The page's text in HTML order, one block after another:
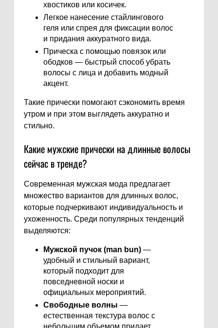
хвостиков или косичек.
Легкое нанесение стайлингового
геля или спрея для фиксации волос
и придания аккуратного вида.
Прическа с помощью повязок или
ободков — быстрый способ убрать
волосы с лица и добавить модный
акцент.
Такие прически помогают сэкономить время
утром и при этом выглядеть аккуратно и
стильно.
Какие мужские прически на длинные волосы
сейчас в тренде?
Современная мужская мода предлагает
множество вариантов для длинных волос,
которые подчеркивают индивидуальность и
ухоженность. Среди популярных тенденций
выделяются:
Мужской пучок (man bun) —
удобный и стильный вариант,
который подходит для
повседневной носки и
официальных мероприятий.
Свободные волны —
естественная текстура волос с
небольшим объемом придает